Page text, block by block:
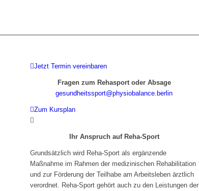
Jetzt Termin vereinbaren
Fragen zum Rehasport oder Absage
gesundheitssport@physiobalance.berlin
Zum Kursplan
Ihr Anspruch auf Reha-Sport
Grundsätzlich wird Reha-Sport als ergänzende
Maßnahme im Rahmen der medizinischen Rehabilitation
und zur Förderung der Teilhabe am Arbeitsleben ärztlich
verordnet. Reha-Sport gehört auch zu den Leistungen der